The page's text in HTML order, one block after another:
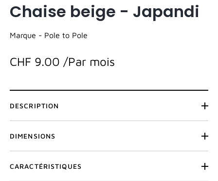
Chaise beige - Japandi
Marque - Pole to Pole
CHF 9.00 /Par mois
DESCRIPTION
DIMENSIONS
CARACTÉRISTIQUES